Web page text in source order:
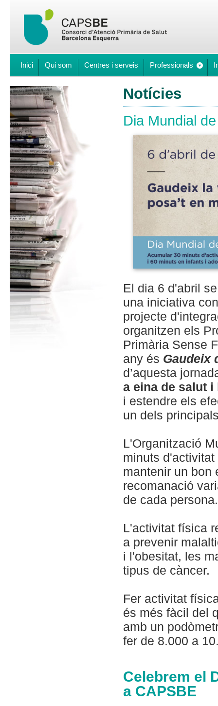
Inici Qui som Centres i serveis Professionals
Notícies
Dia Mundial
El dia 6 d'abril
una iniciativa
projecte
organitzen els
Primària Sense
any és Gaudeix
d’aquesta
a eina de salut i
i estendre els
un dels
L'Organització
minuts
mantenir un bon
recomanació
de cada persona.
L'activitat física
a prevenir
i l'obesitat, les
tipus de càncer.
Fer activitat
és més fàcil del
amb un
fer de 8.000 a
Celebrem el
a CAPSBE